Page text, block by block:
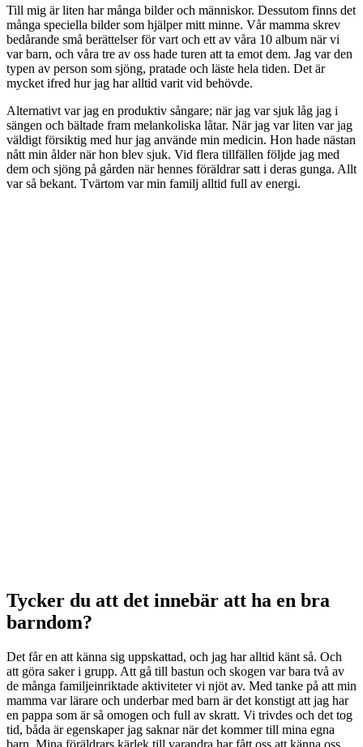
Till mig är liten har många bilder och människor. Dessutom finns det
många speciella bilder som hjälper mitt minne. Vår mamma skrev
bedårande små berättelser för vart och ett av våra 10 album när vi
var barn, och våra tre av oss hade turen att ta emot dem. Jag var den
typen av person som sjöng, pratade och läste hela tiden. Det är
mycket ifred hur jag har alltid varit vid behövde.
Alternativt var jag en produktiv sångare; när jag var sjuk låg jag i
sängen och bältade fram melankoliska låtar. När jag var liten var jag
väldigt försiktig med hur jag använde min medicin. Hon hade nästan
nått min ålder när hon blev sjuk. Vid flera tillfällen följde jag med
dem och sjöng på gården när hennes föräldrar satt i deras gunga. Allt
var så bekant. Tvärtom var min familj alltid full av energi.
Tycker du att det innebär att ha en bra
barndom?
Det får en att känna sig uppskattad, och jag har alltid känt så. Och
att göra saker i grupp. Att gå till bastun och skogen var bara två av
de många familjeinriktade aktiviteter vi njöt av. Med tanke på att min
mamma var lärare och underbar med barn är det konstigt att jag har
en pappa som är så omogen och full av skratt. Vi trivdes och det tog
tid, båda är egenskaper jag saknar när det kommer till mina egna
barn. Mina föräldrars kärlek till varandra har fått oss att känna oss